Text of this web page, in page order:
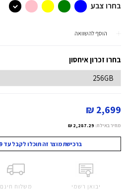
בחרו צבע
הוסף להשוואה
בחרו זכרון איחסון
2,699 ₪
מחיר באילת: 2,287.29 ₪
ברכישת מוצר זה תוכלו לקבל עד 2,699 נקודות מועדון!
יבואן רשמי משלוח חינם